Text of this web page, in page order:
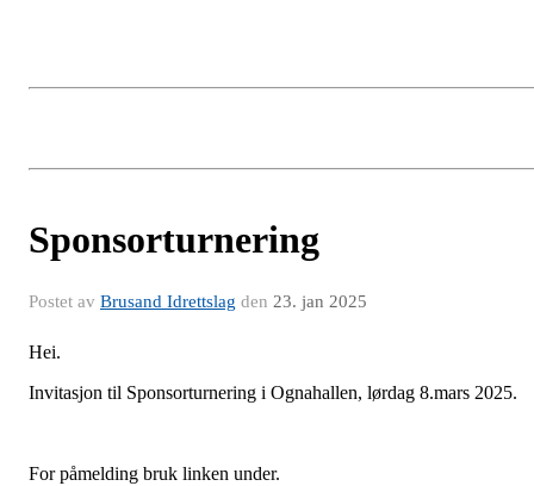
Sponsorturnering
Postet av Brusand Idrettslag den 23. jan 2025
Hei.
Invitasjon til Sponsorturnering i Ognahallen, lørdag 8.mars 2025.
For påmelding bruk linken under.